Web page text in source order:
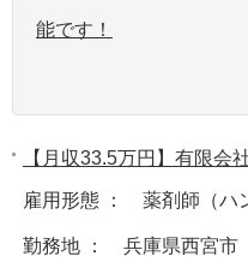
能です！
【月収33.5万円】有限会
雇用形態 ： 薬剤師（ハ
勤務地 ： 兵庫県西宮市